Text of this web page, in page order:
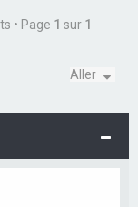
• Page 1 sur 1
Aller